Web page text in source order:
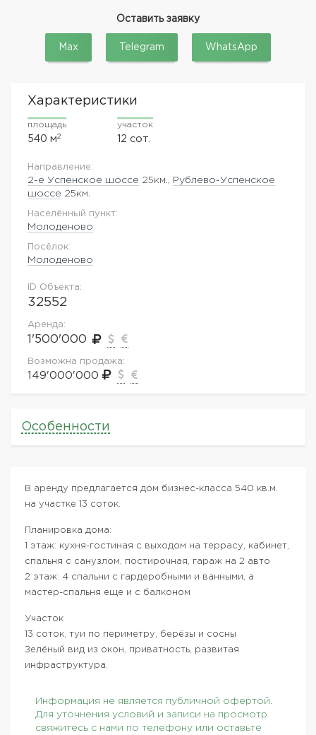
Оставить заявку
Max Telegram WhatsApp
Характеристики
площадь
540 м2
участок
12 сот.
Направление:
2-е Успенское шоссе 25км.,
Рублево-Успенское
шоссе 25км.
Населённый пункт:
Молоденово
Посёлок:
Молоденово
ID Объекта:
32552
Аренда:
1'500'000
Возможна продажа:
149'000'000
Особенности
В аренду предлагается дом бизнес-класса 540 кв.м.
на участке 13 соток.
Планировка дома:
1 этаж: кухня-гостиная с выходом на террасу, кабинет,
спальня с санузлом, постирочная, гараж на 2 авто
2 этаж: 4 спальни с гардеробными и ванными, а
мастер-спальня еще и с балконом
Участок
13 соток, туи по периметру, берёзы и сосны
Зелёный вид из окон, приватность, развитая
инфраструктура.
Информация не является публичной офертой.
Для уточнения условий и записи на просмотр
свяжитесь с нами по телефону или оставьте